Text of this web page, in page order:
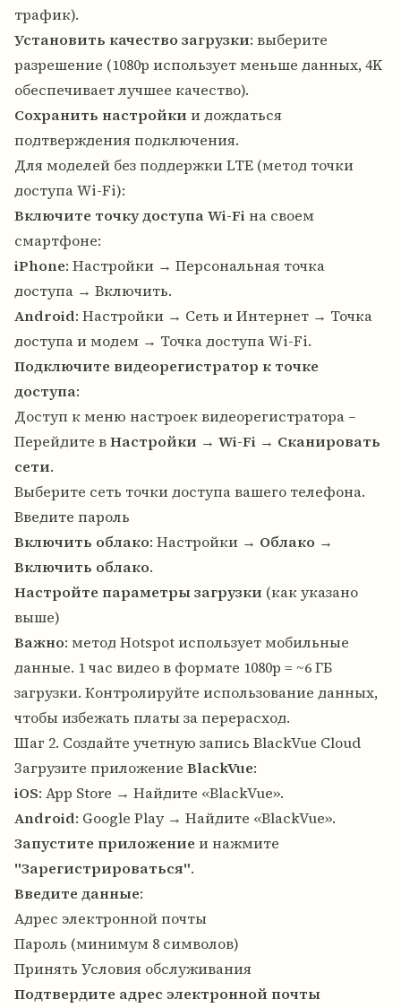
трафик).
Установить качество загрузки: выберите
разрешение (1080p использует меньше данных, 4K
обеспечивает лучшее качество).
Сохранить настройки и дождаться
подтверждения подключения.
Для моделей без поддержки LTE (метод точки
доступа Wi-Fi):
Включите точку доступа Wi-Fiна своем
смартфоне:
iPhone: Настройки → Персональная точка
доступа → Включить.
Android: Настройки → Сеть и Интернет → Точка
доступа и модем → Точка доступа Wi-Fi.
Подключите видеорегистратор к точке
доступа:
Доступ к меню настроек видеорегистратора –
Перейдите вНастройки → Wi-Fi → Сканировать
сети.
Выберите сеть точки доступа вашего телефона.
Введите пароль
Включить облако: Настройки → Облако →
Включить облако.
Настройте параметры загрузки (как указано
выше)
Важно: метод Hotspot использует мобильные
данные. 1 час видео в формате 1080p = ~6 ГБ
загрузки. Контролируйте использование данных,
чтобы избежать платы за перерасход.
Шаг 2. Создайте учетную запись BlackVue Cloud
Загрузите приложение BlackVue:
iOS: App Store → Найдите «BlackVue».
Android: Google Play → Найдите «BlackVue».
Запустите приложение и нажмите
"Зарегистрироваться".
Введите данные:
Адрес электронной почты
Пароль (минимум 8 символов)
Принять Условия обслуживания
Подтвердите адрес электронной почты